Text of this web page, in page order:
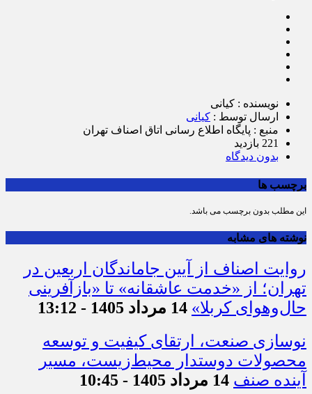
نویسنده : کیانی
ارسال توسط : کیانی
منبع : پایگاه اطلاع رسانی اتاق اصناف تهران
221 بازدید
بدون دیدگاه
برچسب ها
این مطلب بدون برچسب می باشد.
نوشته های مشابه
روایت اصناف از آیین جاماندگان اربعین در
تهران؛ از «خدمت عاشقانه» تا «بازآفرینی
حال‌وهوای کربلا» 14 مرداد 1405 - 13:12
نوسازی صنعت، ارتقای کیفیت و توسعه
محصولات دوستدار محیط‌زیست، مسیر
آینده صنف 14 مرداد 1405 - 10:45